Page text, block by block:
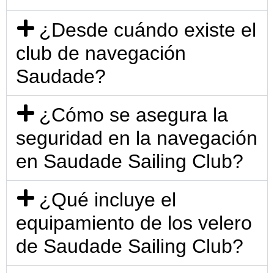
¿Desde cuándo existe el
club de navegación
Saudade?
¿Cómo se asegura la
seguridad en la navegación
en Saudade Sailing Club?
¿Qué incluye el
equipamiento de los velero
de Saudade Sailing Club?